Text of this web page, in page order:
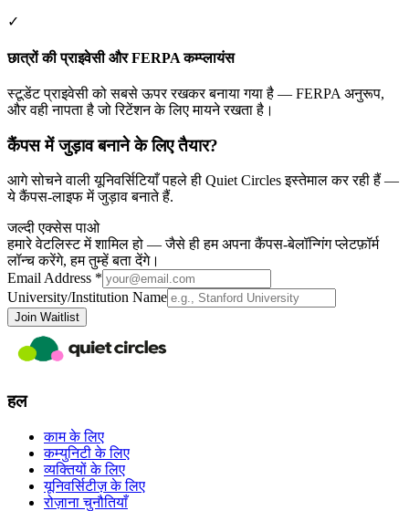
✓
छात्रों की प्राइवेसी और FERPA कम्प्लायंस
स्टूडेंट प्राइवेसी को सबसे ऊपर रखकर बनाया गया है — FERPA अनुरूप,
और वही नापता है जो रिटेंशन के लिए मायने रखता है।
कैंपस में जुड़ाव बनाने के लिए तैयार?
आगे सोचने वाली यूनिवर्सिटियाँ पहले ही Quiet Circles इस्तेमाल कर रही हैं —
ये कैंपस‑लाइफ में जुड़ाव बनाते हैं.
जल्दी एक्सेस पाओ
हमारे वेटलिस्ट में शामिल हो — जैसे ही हम अपना कैंपस-बेलॉन्गिंग प्लेटफ़ॉर्म
लॉन्च करेंगे, हम तुम्हें बता देंगे।
Email Address *
University/Institution Name
Join Waitlist
हल
काम के लिए
कम्युनिटी के लिए
व्यक्तियों के लिए
यूनिवर्सिटीज़ के लिए
रोज़ाना चुनौतियाँ